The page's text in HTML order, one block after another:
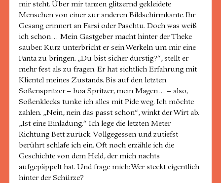
mir steht. Über mir tanzen glitzernd gekleidete
Menschen von einer zur anderen Bildschirmkante. Ihr
Gesang erinnert an Farsi oder Paschtu. Doch was weiß
ich schon… Mein Gastgeber macht hinter der Theke
sauber. Kurz unterbricht er sein Werkeln um mir eine
Fanta zu bringen. „Du bist sicher durstig?“, stellt er
mehr fest als zu fragen. Er hat sichtlich Erfahrung mit
Klientel meines Zustands. Bis auf den letzten
Soßenspritzer – boa Spritzer, mein Magen… – also,
Soßenklecks tunke ich alles mit Pide weg. Ich möchte
zahlen. „Nein, nein das passt schon“, winkt der Wirt ab.
„Ist eine Einladung.“ Ich lege die letzten Meter
Richtung Bett zurück. Vollgegessen und zutiefst
berührt schlafe ich ein. Oft noch erzähle ich die
Geschichte von dem Held, der mich nachts
aufgepäppelt hat. Und frage mich: Wer steckt eigentlich
hinter der Schürze?